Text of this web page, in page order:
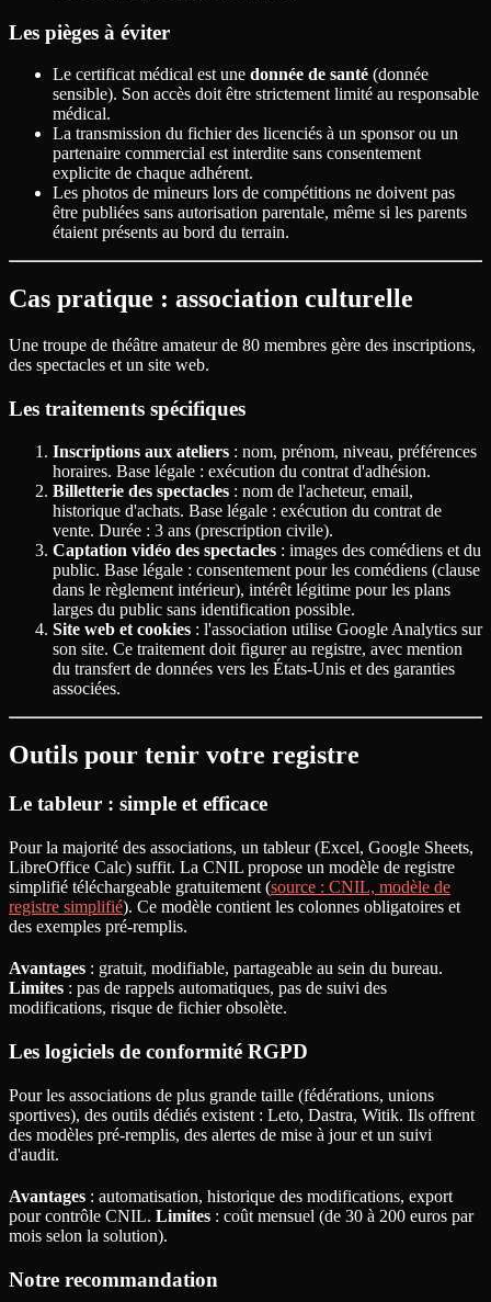
Les pièges à éviter
Le certificat médical est une donnée de santé (donnée
sensible). Son accès doit être strictement limité au responsable
médical.
La transmission du fichier des licenciés à un sponsor ou un
partenaire commercial est interdite sans consentement
explicite de chaque adhérent.
Les photos de mineurs lors de compétitions ne doivent pas
être publiées sans autorisation parentale, même si les parents
étaient présents au bord du terrain.
Cas pratique : association culturelle
Une troupe de théâtre amateur de 80 membres gère des inscriptions,
des spectacles et un site web.
Les traitements spécifiques
Inscriptions aux ateliers : nom, prénom, niveau, préférences
horaires. Base légale : exécution du contrat d'adhésion.
Billetterie des spectacles : nom de l'acheteur, email,
historique d'achats. Base légale : exécution du contrat de
vente. Durée : 3 ans (prescription civile).
Captation vidéo des spectacles : images des comédiens et du
public. Base légale : consentement pour les comédiens (clause
dans le règlement intérieur), intérêt légitime pour les plans
larges du public sans identification possible.
Site web et cookies : l'association utilise Google Analytics sur
son site. Ce traitement doit figurer au registre, avec mention
du transfert de données vers les États-Unis et des garanties
associées.
Outils pour tenir votre registre
Le tableur : simple et efficace
Pour la majorité des associations, un tableur (Excel, Google Sheets,
LibreOffice Calc) suffit. La CNIL propose un modèle de registre
simplifié téléchargeable gratuitement (source : CNIL, modèle de
registre simplifié). Ce modèle contient les colonnes obligatoires et
des exemples pré-remplis.
Avantages : gratuit, modifiable, partageable au sein du bureau.
Limites : pas de rappels automatiques, pas de suivi des
modifications, risque de fichier obsolète.
Les logiciels de conformité RGPD
Pour les associations de plus grande taille (fédérations, unions
sportives), des outils dédiés existent : Leto, Dastra, Witik. Ils offrent
des modèles pré-remplis, des alertes de mise à jour et un suivi
d'audit.
Avantages : automatisation, historique des modifications, export
pour contrôle CNIL. Limites : coût mensuel (de 30 à 200 euros par
mois selon la solution).
Notre recommandation